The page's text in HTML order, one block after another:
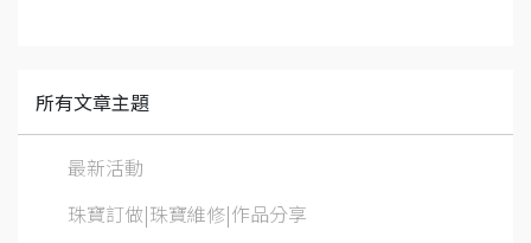
所有文章主題
最新活動
珠寶訂做|珠寶維修|作品分享